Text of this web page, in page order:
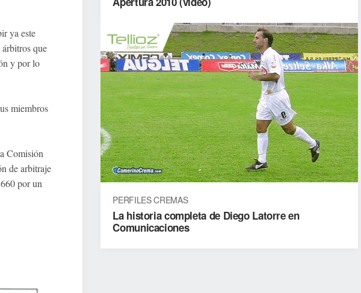
ya este
que
y por lo
miembros
Comisión
de arbitraje
por un
PERFILES CREMAS
La historia completa de Diego Latorre en
Comunicaciones